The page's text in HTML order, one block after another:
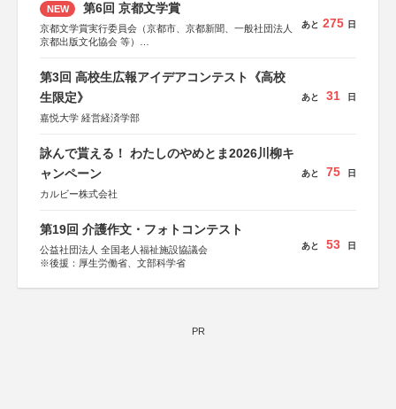
NEW 第6回 京都文学賞
京都文学賞実行委員会（京都市、京都新聞、一般社団法人
京都出版文化協会 等）
KADOKAWA、河出書房新社、幻冬舎、講談社、光文社、
集英社、小学館、祥伝社、新潮社、淡交社、ちいさいミシ
マ社、徳間書店、早川書房、PHP研究所、双葉社、文藝春
あと 275 日
第3回 高校生広報アイデアコンテスト《高校
生限定》
嘉悦大学 経営経済学部
あと 31 日
詠んで貰える！ わたしのやめとま2026川柳キ
ャンペーン
カルビー株式会社
あと 75 日
第19回 介護作文・フォトコンテスト
公益社団法人 全国老人福祉施設協議会
※後援：厚生労働省、文部科学省
あと 53 日
PR